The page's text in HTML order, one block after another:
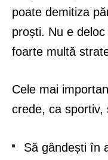
poate demitiza
proști. Nu e
foarte multă
Cele mai
crede, ca sportiv,
Să gândești în